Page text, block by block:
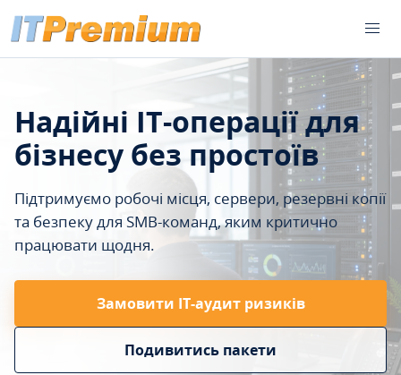
Надійні IT-операції для
бізнесу без простоїв
Підтримуємо робочі місця, сервери, резервні копії
та безпеку для SMB-команд, яким критично
працювати щодня.
Замовити ІТ-аудит ризиків
Подивитись пакети